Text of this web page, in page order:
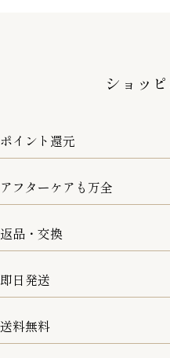
ショッ
ポイント還元
商品金額の10%をポイント還
アフターケアも万全
取り扱い商品はすべて正規品
修理などのご相談に関しまし
ただきます。
返品・交換
8日以内なら、返品・交換も可
即日発送
15:00までのご注文は即日発送
送料無料